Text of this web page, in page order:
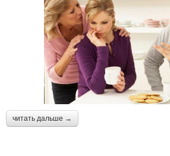
читать дальше →